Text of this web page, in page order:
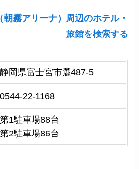
霧アリーナ）周辺のホテル・
旅館を検索する
静岡県富士宮市麓487-5
0544-22-1168
第1駐車場88台
第2駐車場86台